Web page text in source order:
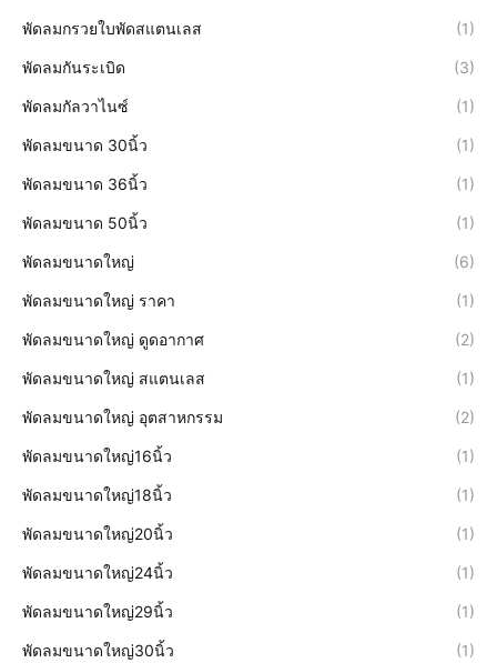
พัดลมกรวยใบพัดสแตนเลส (1)
พัดลมกันระเบิด (3)
พัดลมกัลวาไนซ์ (1)
พัดลมขนาด 30นิ้ว (1)
พัดลมขนาด 36นิ้ว (1)
พัดลมขนาด 50นิ้ว (1)
พัดลมขนาดใหญ่ (6)
พัดลมขนาดใหญ่ ราคา (1)
พัดลมขนาดใหญ่ ดูดอากาศ (2)
พัดลมขนาดใหญ่ สแตนเลส (1)
พัดลมขนาดใหญ่ อุตสาหกรรม (2)
พัดลมขนาดใหญ่16นิ้ว (1)
พัดลมขนาดใหญ่18นิ้ว (1)
พัดลมขนาดใหญ่20นิ้ว (1)
พัดลมขนาดใหญ่24นิ้ว (1)
พัดลมขนาดใหญ่29นิ้ว (1)
พัดลมขนาดใหญ่30นิ้ว (1)